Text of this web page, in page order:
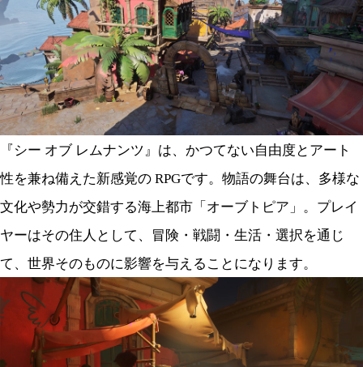
『シー オブ レムナンツ』は、かつてない自由度とアート
性を兼ね備えた新感覚の RPGです。物語の舞台は、多様な
文化や勢力が交錯する海上都市「オーブトピア」。プレイ
ヤーはその住人として、冒険・戦闘・生活・選択を通じ
て、世界そのものに影響を与えることになります。